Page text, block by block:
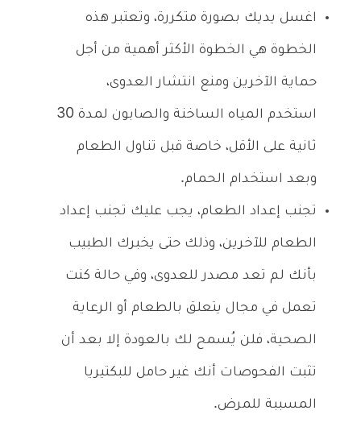
اغسل يديك بصورة متكررة، وتعتبر هذه
الخطوة هي الخطوة الأكثر أهمية من أجل
حماية الآخرين ومنع انتشار العدوى،
استخدم المياه الساخنة والصابون لمدة 30
ثانية على الأقل، خاصة قبل تناول الطعام
وبعد استخدام الحمام.
تجنب إعداد الطعام، يجب عليك تجنب إعداد
الطعام للآخرين، وذلك حتى يخبرك الطبيب
بأنك لم تعد مصدر للعدوى، وفي حالة كنت
تعمل في مجال يتعلق بالطعام أو الرعاية
الصحية، فلن يُسمح لك بالعودة إلا بعد أن
تثبت الفحوصات أنك غير حامل للبكتيريا
المسببة للمرض.